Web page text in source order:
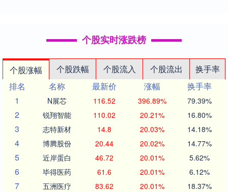
个股实时涨跌榜
个股涨幅 个股跌幅 个股流入 个股流出
换手率
排名
名称 最新价 涨幅
换手率
1
N展芯 116.52 396.89% 79.39%
2 锐翔智能 110.02 20.21% 16.80%
3 志特新材 14.8 20.03% 14.18%
4 博腾股份 20.44 20.02% 14.77%
5 近岸蛋白 46.72 20.01% 5.62%
6 毕得医药 61.6 20.01% 6.12%
7 五洲医疗 83.62 20.01% 18.37%